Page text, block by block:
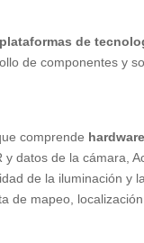
de
de componentes y
comprende
y datos de la cámara,
de la iluminación y
de mapeo,